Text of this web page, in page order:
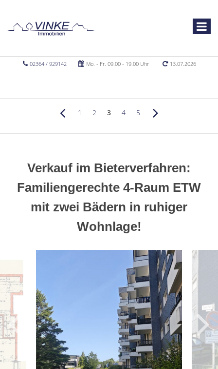
02364 / 929142 Mo. - Fr. 09.00 - 19.00 Uhr 13.07.2026
1 2 3 4 5
Verkauf im Bieterverfahren:
Familiengerechte 4-Raum ETW
mit zwei Bädern in ruhiger
Wohnlage!